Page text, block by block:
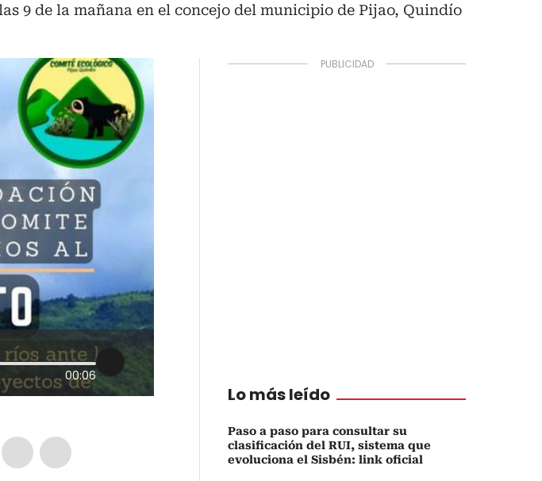
9 de la mañana en el concejo del municipio de Pijao, Quindío
00:06
Lo más leído
Paso a paso para consultar su
clasificación del RUI, sistema que
evoluciona el Sisbén: link oficial